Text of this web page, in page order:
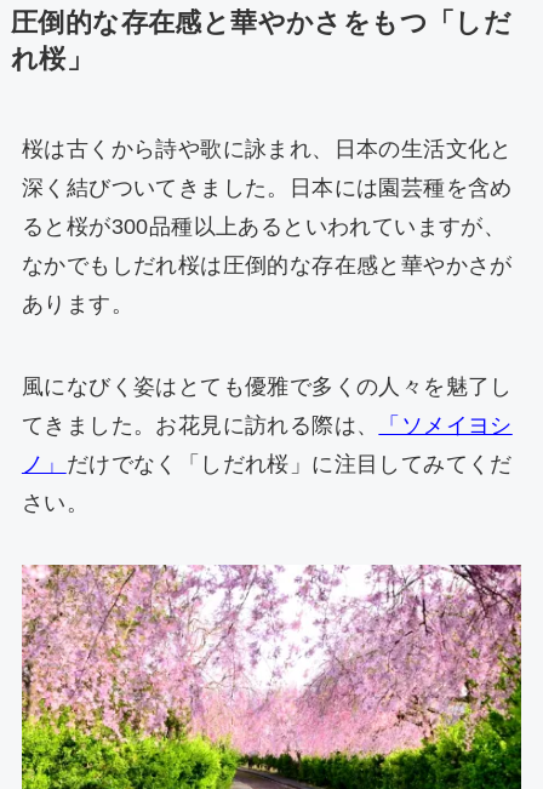
圧倒的な存在感と華やかさをもつ「しだ
れ桜」
桜は古くから詩や歌に詠まれ、日本の生活文化と
深く結びついてきました。日本には園芸種を含め
ると桜が300品種以上あるといわれていますが、
なかでもしだれ桜は圧倒的な存在感と華やかさが
あります。
風になびく姿はとても優雅で多くの人々を魅了し
てきました。お花見に訪れる際は、
「ソメイヨシ
ノ」 だけでなく「しだれ桜」に注目してみてくだ
さい。